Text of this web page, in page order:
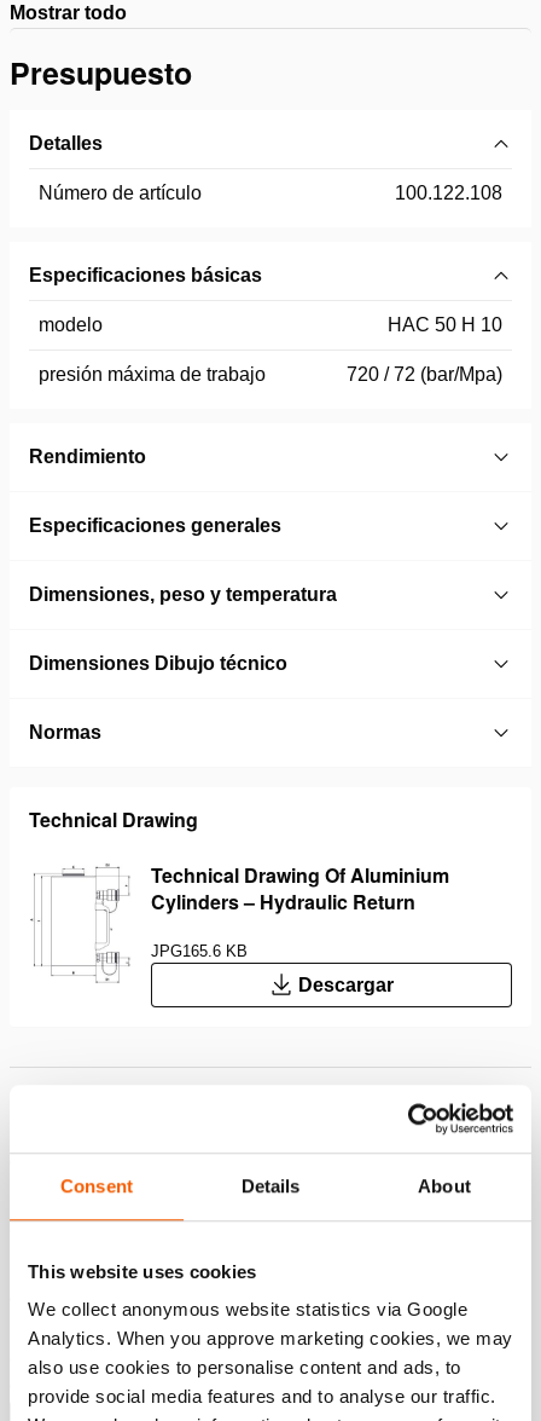
Consent Details About
This website uses cookies
We collect anonymous website statistics via Google
Analytics. When you approve marketing cookies, we may
also use cookies to personalise content and ads, to
provide social media features and to analyse our traffic.
Mostrar todo
Presupuesto
Detalles
Número de artículo 100.122.108
Especificaciones básicas
modelo HAC 50 H 10
presión máxima de trabajo 720 / 72 (bar/Mpa)
Rendimiento
Especificaciones generales
Dimensiones, peso y temperatura
Dimensiones Dibujo técnico
Normas
Technical Drawing
Technical Drawing Of Aluminium
Cylinders – Hydraulic Return
JPG165.6 KB
Descargar
lo que redunda en benefi cio de sus
Duo Power Ring; sellado, amortiguación y resistencia a
cargas laterales hasta un máximo del 10% para una
mayor vida útil
Silleta XL protege el pistón y limita las cargas
excéntricas